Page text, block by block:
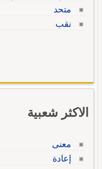
متحد
نقب
الاكثر شعبية
معنى
إعادة